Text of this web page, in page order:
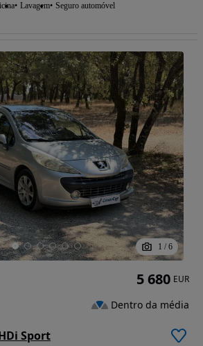
Lavagem Seguro automóvel
1 / 6
Sport
5 680 EUR
Dentro da média